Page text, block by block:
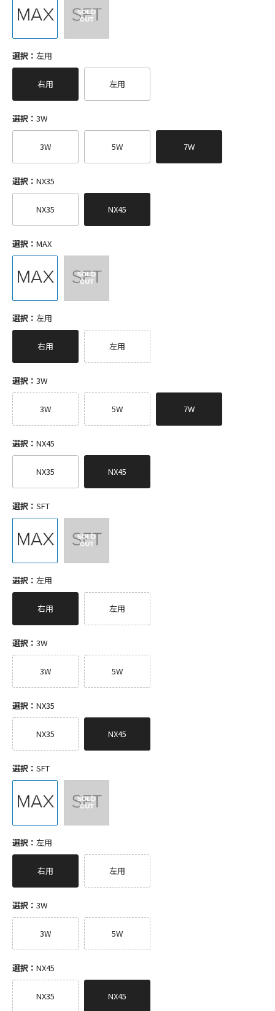
選択： 左用
右用 左用
選択： 3W
3W 5W 7W
選択： NX35
NX35 NX45
選択： MAX
選択： 左用
右用 左用
選択： 3W
3W 5W 7W
選択： NX45
NX35 NX45
選択： SFT
選択： 左用
右用 左用
選択： 3W
3W 5W
選択： NX35
NX35 NX45
選択： SFT
選択： 左用
右用 左用
選択： 3W
3W 5W
選択： NX45
NX35 NX45